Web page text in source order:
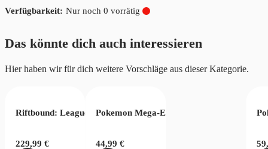
Nur noch 0 vorrätig
Das könnte dich auch interessieren
Hier haben wir für dich weitere Vorschläge aus dieser Kategorie.
Riftbound: League of Legends Spiritforged Booster Display
229,99€
Pokemon Mega-Entwicklung
44,99€